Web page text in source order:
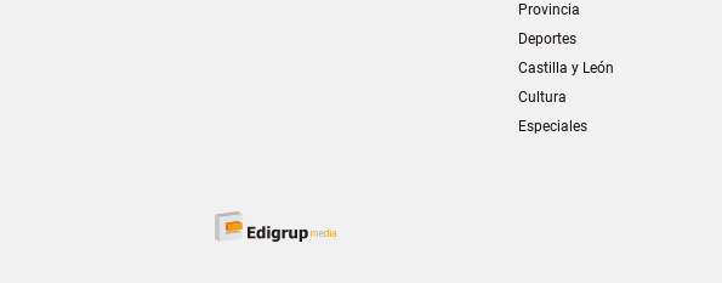
Provincia
Deportes
Castilla y León
Cultura
Especiales